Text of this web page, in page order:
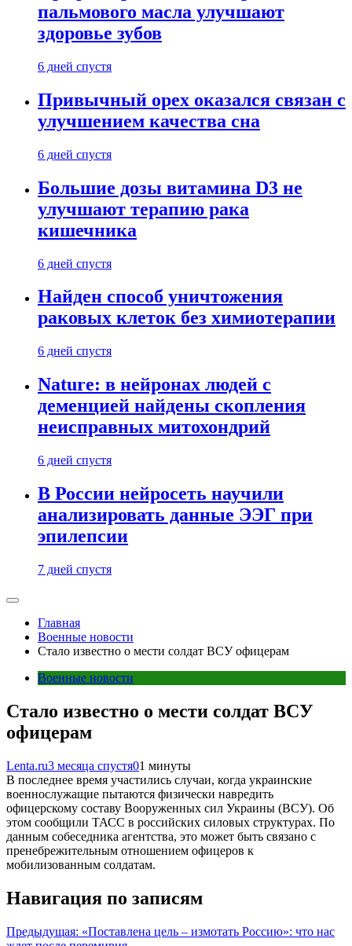
пальмового масла улучшают
здоровье зубов
6 дней спустя
Привычный орех оказался связан с
улучшением качества сна
6 дней спустя
Большие дозы витамина D3 не
улучшают терапию рака
кишечника
6 дней спустя
Найден способ уничтожения
раковых клеток без химиотерапии
6 дней спустя
Nature: в нейронах людей с
деменцией найдены скопления
неисправных митохондрий
6 дней спустя
В России нейросеть научили
анализировать данные ЭЭГ при
эпилепсии
7 дней спустя
Главная
Военные новости
Стало известно о мести солдат ВСУ офицерам
Военные новости
Стало известно о мести солдат ВСУ
офицерам
Lenta.ru3 месяца спустя01 минуты
В последнее время участились случаи, когда украинские
военнослужащие пытаются физически навредить
офицерскому составу Вооруженных сил Украины (ВСУ). Об
этом сообщили ТАСС в российских силовых структурах. По
данным собеседника агентства, это может быть связано с
пренебрежительным отношением офицеров к
мобилизованным солдатам.
Навигация по записям
Предыдущая: «Поставлена цель – измотать Россию»: что нас